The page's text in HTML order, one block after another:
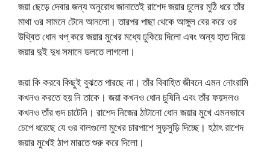
জয়া ছেড়ে দেবার জন্য অনুরোধ জানাতেই রাশেদ জয়ার চুলের মুঠি ধরে তাঁর
মাথা ওর সামনে টেনে আনলো। তারপর পাছা থেকে আঙ্গুল বের করে ওর
উথ্বিত ধোন খপ্‌ করে জয়ার মুখের মধ্যে ঢুকিয়ে দিলো এবং অন্য হাত দিয়ে
জয়ার দুই দুধ সমানে ডলতে লাগলো।
জয়া কি করবে কিছুই বুঝতে পারছে না। তাঁর বিবাহিত জীবনে এমন নোংরামি
কখনও করতে হয় নি তাকে। জয়া কখনও ধোন চুষিনি এবং তাঁর ফয়সলও
কখনও তাঁর গুদ চাটেনি। রাশেদ নিজের ঠাটানো ধোন জয়ার মুখে এমনভাবে
চেপে ধরেছে যে ওর বালগুলো মুখের চারপাশে সুড়সুড়ি দিচ্ছে। হঠাৎ রাশেদ
জয়ার মুখেই ঠাপ মারতে শুরু করে দিলো।